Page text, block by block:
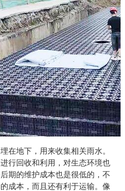
在地下，用来收集相关雨水。
行回收和利用，对生态环境也
期的维护成本也是很低的，不
成本，而且还有利于运输。像